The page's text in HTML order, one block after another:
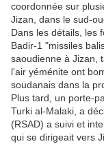
coordonnée sur
Jizan, dans le sud-
Dans les détails, les
Badir-1 "missiles
saoudienne à Jizan,
l'air yéménite ont
soudanais dans la
Plus tard, un porte-
Turki al-Malaki, a
(RSAD) a suivi et
qui se dirigeait vers